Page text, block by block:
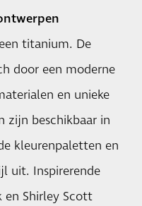
titanium. De
door een moderne
en unieke
zijn beschikbaar in
kleurenpaletten en
uit. Inspirerende
en Shirley Scott